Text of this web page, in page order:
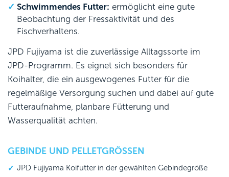
Schwimmendes Futter: ermöglicht eine gute
Beobachtung der Fressaktivität und des
Fischverhaltens.
JPD Fujiyama ist die zuverlässige Alltagssorte im
JPD-Programm. Es eignet sich besonders für
Koihalter, die ein ausgewogenes Futter für die
regelmäßige Versorgung suchen und dabei auf gute
Futteraufnahme, planbare Fütterung und
Wasserqualität achten.
GEBINDE UND PELLETGRÖSSEN
JPD Fujiyama Koifutter in der gewählten Gebindegröße